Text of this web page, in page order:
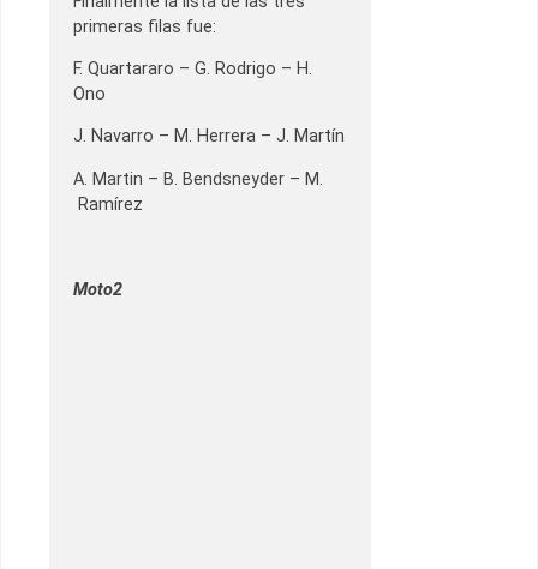
primeras filas fue:
F. Quartararo – G. Rodrigo – H.
Ono
J. Navarro – M. Herrera – J. Martín
A. Martin – B. Bendsneyder – M.
Ramírez
Moto2